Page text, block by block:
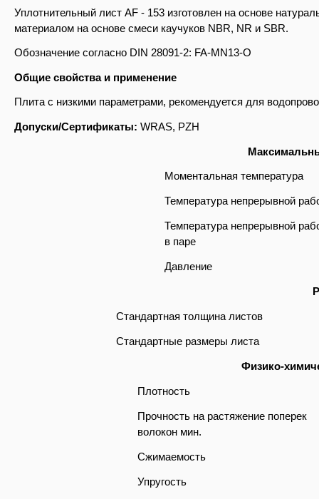
Уплотнительный лист AF - 153 изготовлен на основе
материалом на основе смеси каучуков NBR, NR и SBR.
Обозначение согласно DIN 28091-2: FA-MN13-O
Общие свойства и применение
Плита с низкими параметрами, рекомендуется для
Допуски/Сертификаты: WRAS, PZH
Моментальная температура
Температура непрерывной
Температура непрерывной
в паре
Давление
Стандартная толщина листов
Стандартные размеры листа
Физико-
Плотность
Прочность на растяжение поперек
волокон мин.
Сжимаемость
Упругость